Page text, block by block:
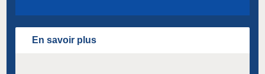
En savoir plus